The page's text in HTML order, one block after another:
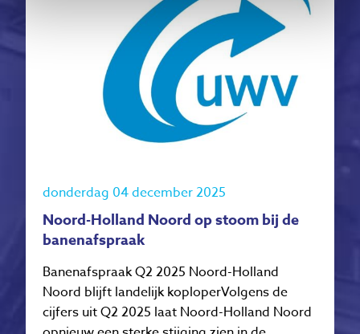
donderdag 04 december 2025
Noord-Holland Noord op stoom bij de
banenafspraak
Banenafspraak Q2 2025 Noord-Holland
Noord blijft landelijk koploperVolgens de
cijfers uit Q2 2025 laat Noord-Holland Noord